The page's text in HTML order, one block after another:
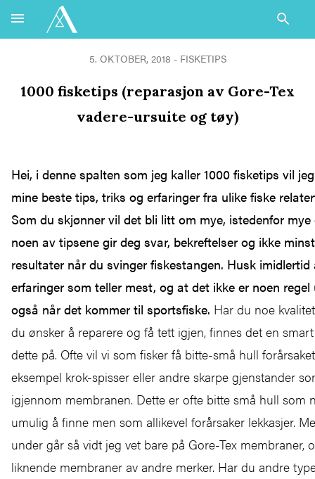
5. OKTOBER, 2018 - FISKETIPS
1000 fisketips (reparasjon av Gore-Tex
vadere-ursuite og tøy)
Hei, i denne spalten som jeg kaller 1000 fisketips vil
mine beste tips, triks og erfaringer fra ulike fiske
Som du skjønner vil det bli litt om mye, istedenfor
noen av tipsene gir deg svar, bekreftelser og ikke
resultater når du svinger fiskestangen. Husk imidlertid
erfaringer som teller mest, og at det ikke er noen
også når det kommer til sportsfiske. Har du noe
du ønsker å reparere og få tett igjen, finnes det en
dette på. Ofte vil vi som fisker få bitte-små hull
eksempel krok-spisser eller andre skarpe gjenstander
igjennom membranen. Dette er ofte bitte små hull som
umulig å finne men som allikevel forårsaker lekkasjer.
under går så vidt jeg vet bare på Gore-Tex membraner,
liknende membraner av andre merker. Har du andre